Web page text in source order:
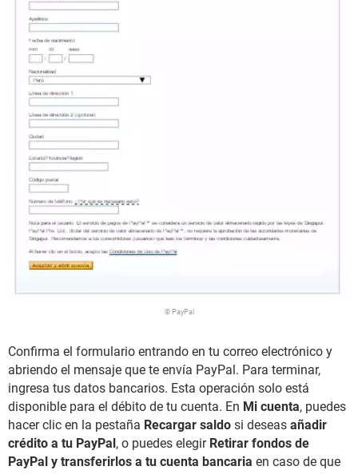
© PayPal
Confirma el formulario entrando en tu correo electrónico y
abriendo el mensaje que te envía PayPal. Para terminar,
ingresa tus datos bancarios. Esta operación solo está
disponible para el débito de tu cuenta. En Mi cuenta, puedes
hacer clic en la pestaña Recargar saldo si deseas añadir
crédito a tu PayPal, o puedes elegir Retirar fondos de
PayPal y transferirlos a tu cuenta bancaria en caso de que